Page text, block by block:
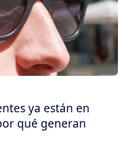
ya están en
qué generan